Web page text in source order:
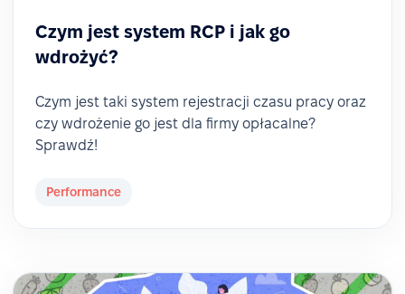
Czym jest system RCP i jak go
wdrożyć?
Czym jest taki system rejestracji czasu pracy oraz
czy wdrożenie go jest dla firmy opłacalne?
Sprawdź!
Performance